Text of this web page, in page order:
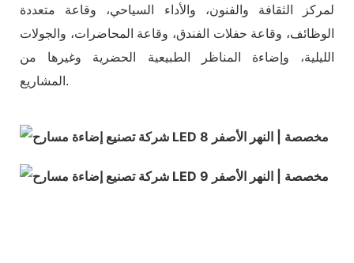
لمركز الثقافة والفنون، والأداء السياحي، وقاعة متعددة
الوظائف، وقاعة حفلات الفندق، وقاعة المحاضرات، والجولات
الليلية، وإضاءة المناظر الطبيعية الحضرية وغيرها من
المشاريع.